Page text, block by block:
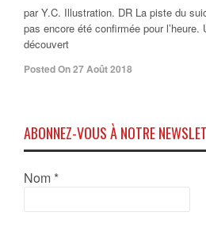
par Y.C. Illustration. DR La piste du
pas encore été confirmée pour
découvert
Posted On 27 Août 2018
ABONNEZ-VOUS À NOTRE
Nom *